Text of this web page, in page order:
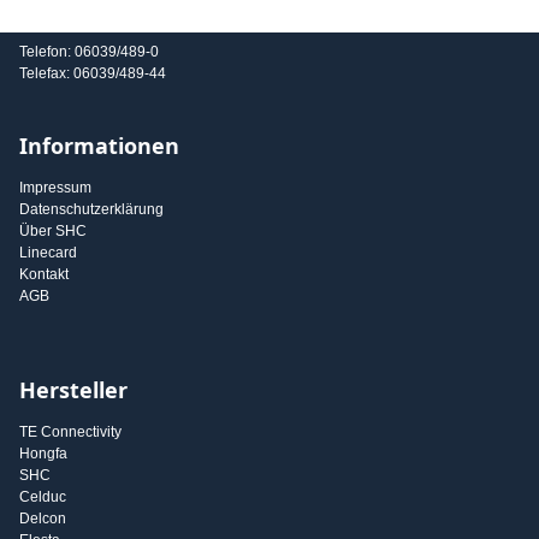
Telefon: 06039/489-0
Telefax: 06039/489-44
Informationen
Impressum
Datenschutzerklärung
Über SHC
Linecard
Kontakt
AGB
Hersteller
TE Connectivity
Hongfa
SHC
Celduc
Delcon